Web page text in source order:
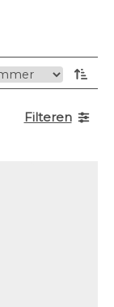
Filteren